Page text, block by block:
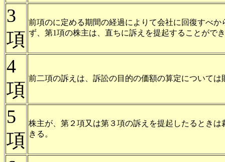
3
項
前項のに定める期間の経過によりて会社に回復すべ
ず、第1項の株主は、直ちに訴えを提起することがで
4
項
前二項の訴えは、訴訟の目的の価額の算定について
5
項
株主が、第２項又は第３項の訴えを提起したるとき
きる。